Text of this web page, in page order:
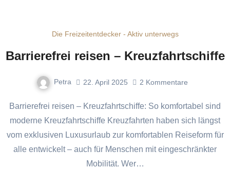
Die Freizeitentdecker - Aktiv unterwegs
Barrierefrei reisen – Kreuzfahrtschiffe
Petra 22. April 2025 2 Kommentare
Barrierefrei reisen – Kreuzfahrtschiffe: So komfortabel sind
moderne Kreuzfahrtschiffe Kreuzfahrten haben sich längst
vom exklusiven Luxusurlaub zur komfortablen Reiseform für
alle entwickelt – auch für Menschen mit eingeschränkter
Mobilität. Wer…